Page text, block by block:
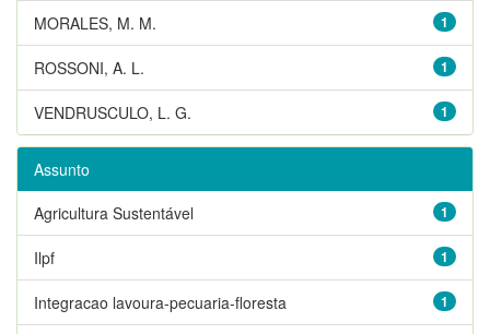
1
MORALES, M. M.
1
ROSSONI, A. L.
1
VENDRUSCULO, L. G.
Assunto
1
Agricultura Sustentável
1
Ilpf
1
Integracao lavoura-pecuaria-floresta